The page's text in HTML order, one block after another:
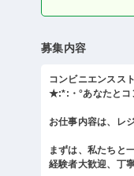
募集内容
コンビニエンスス
★:*:・°あなたとコ
お仕事内容は、レ
まずは、私たちと
経験者大歓迎、丁